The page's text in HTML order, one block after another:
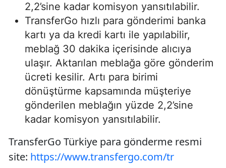
2,2’sine kadar komisyon yansıtılabilir.
TransferGo hızlı para gönderimi banka
kartı ya da kredi kartı ile yapılabilir,
meblağ 30 dakika içerisinde alıcıya
ulaşır. Aktarılan meblağa göre gönderim
ücreti kesilir. Artı para birimi
dönüştürme kapsamında müşteriye
gönderilen meblağın yüzde 2,2’sine
kadar komisyon yansıtılabilir.
TransferGo Türkiye para gönderme resmi
site: https://www.transfergo.com/tr